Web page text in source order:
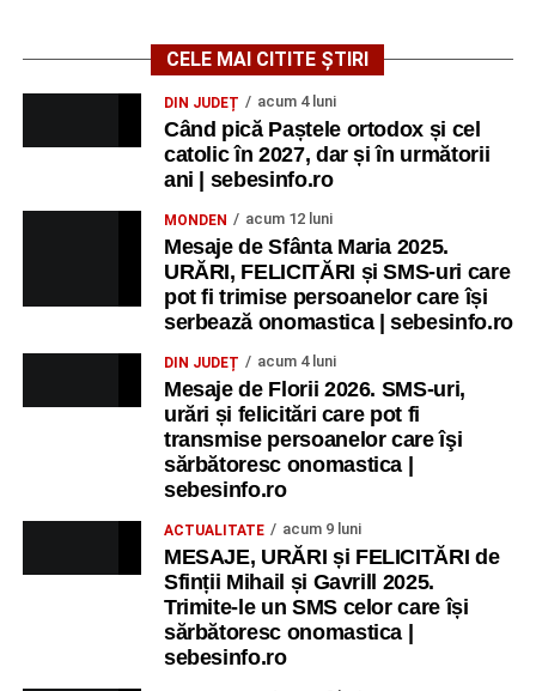
CELE MAI CITITE ȘTIRI
DIN JUDEȚ acum 4 luni
Când pică Paștele ortodox și cel
catolic în 2027, dar și în următorii
ani | sebesinfo.ro
MONDEN acum 12 luni
Mesaje de Sfânta Maria 2025.
URĂRI, FELICITĂRI și SMS-uri care
pot fi trimise persoanelor care își
serbează onomastica | sebesinfo.ro
DIN JUDEȚ acum 4 luni
Mesaje de Florii 2026. SMS-uri,
urări și felicitări care pot fi
transmise persoanelor care îşi
sărbătoresc onomastica |
sebesinfo.ro
ACTUALITATE acum 9 luni
MESAJE, URĂRI și FELICITĂRI de
Sfinții Mihail și Gavrill 2025.
Trimite-le un SMS celor care își
sărbătoresc onomastica |
sebesinfo.ro